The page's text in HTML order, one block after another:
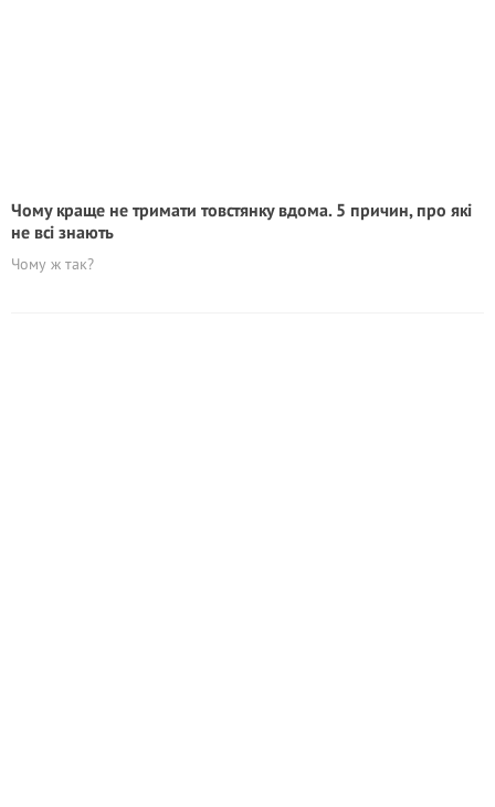
Чому краще не тримати товстянку вдома. 5 причин, про які
не всі знають
Чому ж так?